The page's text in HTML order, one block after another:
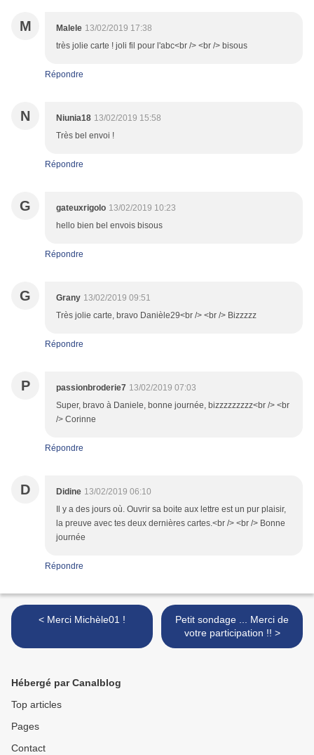
M Malele 13/02/2019 17:38
très jolie carte ! joli fil pour l'abc<br /> <br /> bisous
Répondre
N Niunia18 13/02/2019 15:58
Très bel envoi !
Répondre
G gateuxrigolo 13/02/2019 10:23
hello bien bel envois bisous
Répondre
G Grany 13/02/2019 09:51
Très jolie carte, bravo Danièle29<br /> <br /> Bizzzzz
Répondre
P passionbroderie7 13/02/2019 07:03
Super, bravo à Daniele, bonne journée, bizzzzzzzzz<br /> <br
/> Corinne
Répondre
D Didine 13/02/2019 06:10
Il y a des jours où. Ouvrir sa boite aux lettre est un pur plaisir,
la preuve avec tes deux dernières cartes.<br /> <br /> Bonne
journée
Répondre
< Merci Michèle01 !
Petit sondage ... Merci de
votre participation !! >
Hébergé par Canalblog
Top articles
Pages
Contact